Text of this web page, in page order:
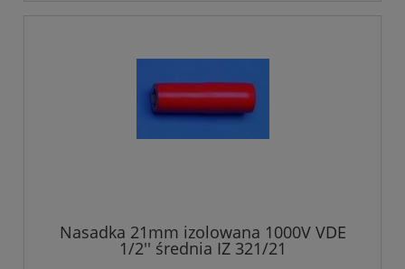
Nasadka 21mm izolowana 1000V VDE
1/2'' średnia IZ 321/21